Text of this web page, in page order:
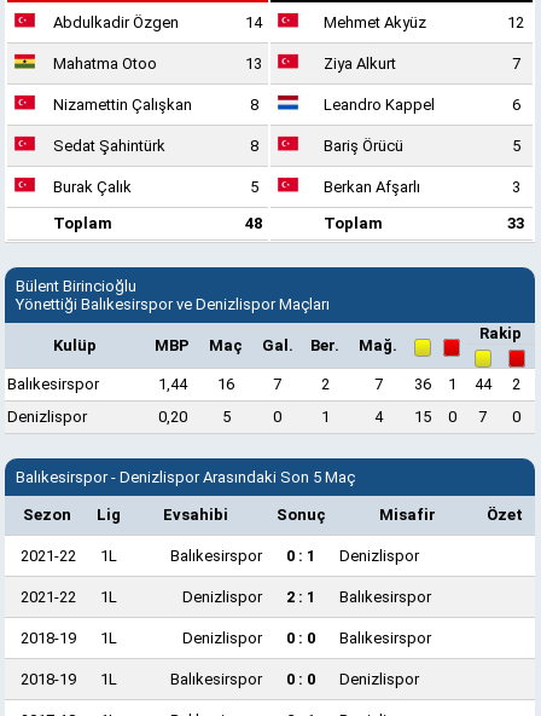
Abdulkadir Özgen 14
Mahatma Otoo 13
Nizamettin Çalışkan 8
Sedat Şahintürk 8
Burak Çalık
5
Toplam
48
Mehmet Akyüz 12
Ziya Alkurt 7
Leandro Kappel 6
Bariş Örücü 5
Berkan Afşarlı
3
Toplam
33
Bülent Birincioğlu
Yönettiği Balıkesirspor ve Denizlispor Maçları
Kulüp MBP Maç Gal. Ber. Mağ.
Rakip
Balıkesirspor 1,44 16 7 2 7 36 1 44
2
Denizlispor
0,20 5 0 1 4 15 0 7 0
Balıkesirspor - Denizlispor Arasındaki Son 5 Maç
Sezon Lig Evsahibi Sonuç Misafir Özet
2021-22 1L Balıkesirspor 0 : 1 Denizlispor
2021-22 1L Denizlispor 2 : 1 Balıkesirspor
2018-19 1L Denizlispor 0 : 0 Balıkesirspor
2018-19 1L Balıkesirspor 0 : 0 Denizlispor